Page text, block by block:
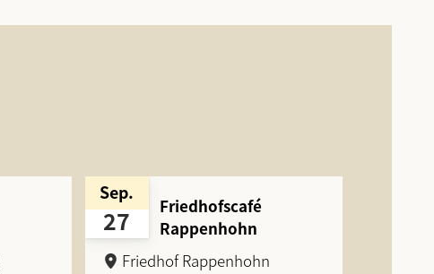
27
Sep.
Friedhofscafé
Rappenhohn
Friedhof Rappenhohn